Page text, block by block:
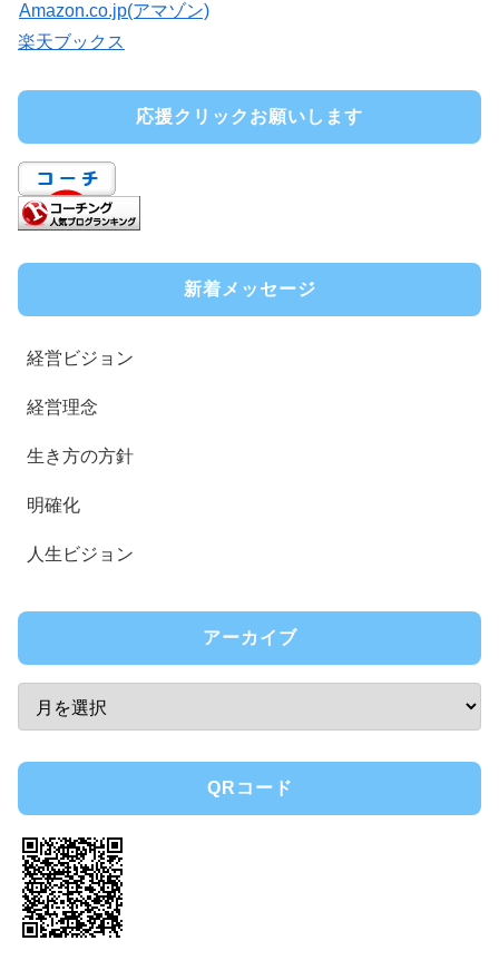
Amazon.co.jp(アマゾン)
楽天ブックス
応援クリックお願いします
新着メッセージ
経営ビジョン
経営理念
生き方の方針
明確化
人生ビジョン
アーカイブ
QRコード